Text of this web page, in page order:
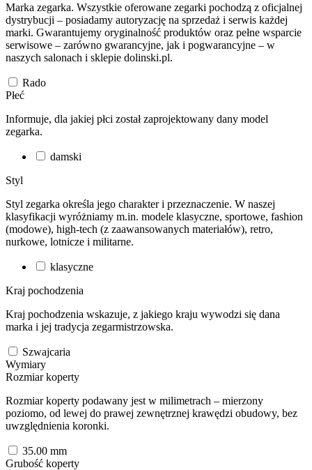
Marka zegarka. Wszystkie oferowane zegarki pochodzą z oficjalnej
dystrybucji – posiadamy autoryzację na sprzedaż i serwis każdej
marki. Gwarantujemy oryginalność produktów oraz pełne wsparcie
serwisowe – zarówno gwarancyjne, jak i pogwarancyjne – w
naszych salonach i sklepie dolinski.pl.
Rado
Płeć
Informuje, dla jakiej płci został zaprojektowany dany model
zegarka.
damski
Styl
Styl zegarka określa jego charakter i przeznaczenie. W naszej
klasyfikacji wyróżniamy m.in. modele klasyczne, sportowe, fashion
(modowe), high-tech (z zaawansowanych materiałów), retro,
nurkowe, lotnicze i militarne.
klasyczne
Kraj pochodzenia
Kraj pochodzenia wskazuje, z jakiego kraju wywodzi się dana
marka i jej tradycja zegarmistrzowska.
Szwajcaria
Wymiary
Rozmiar koperty
Rozmiar koperty podawany jest w milimetrach – mierzony
poziomo, od lewej do prawej zewnętrznej krawędzi obudowy, bez
uwzględnienia koronki.
35.00 mm
Grubość koperty